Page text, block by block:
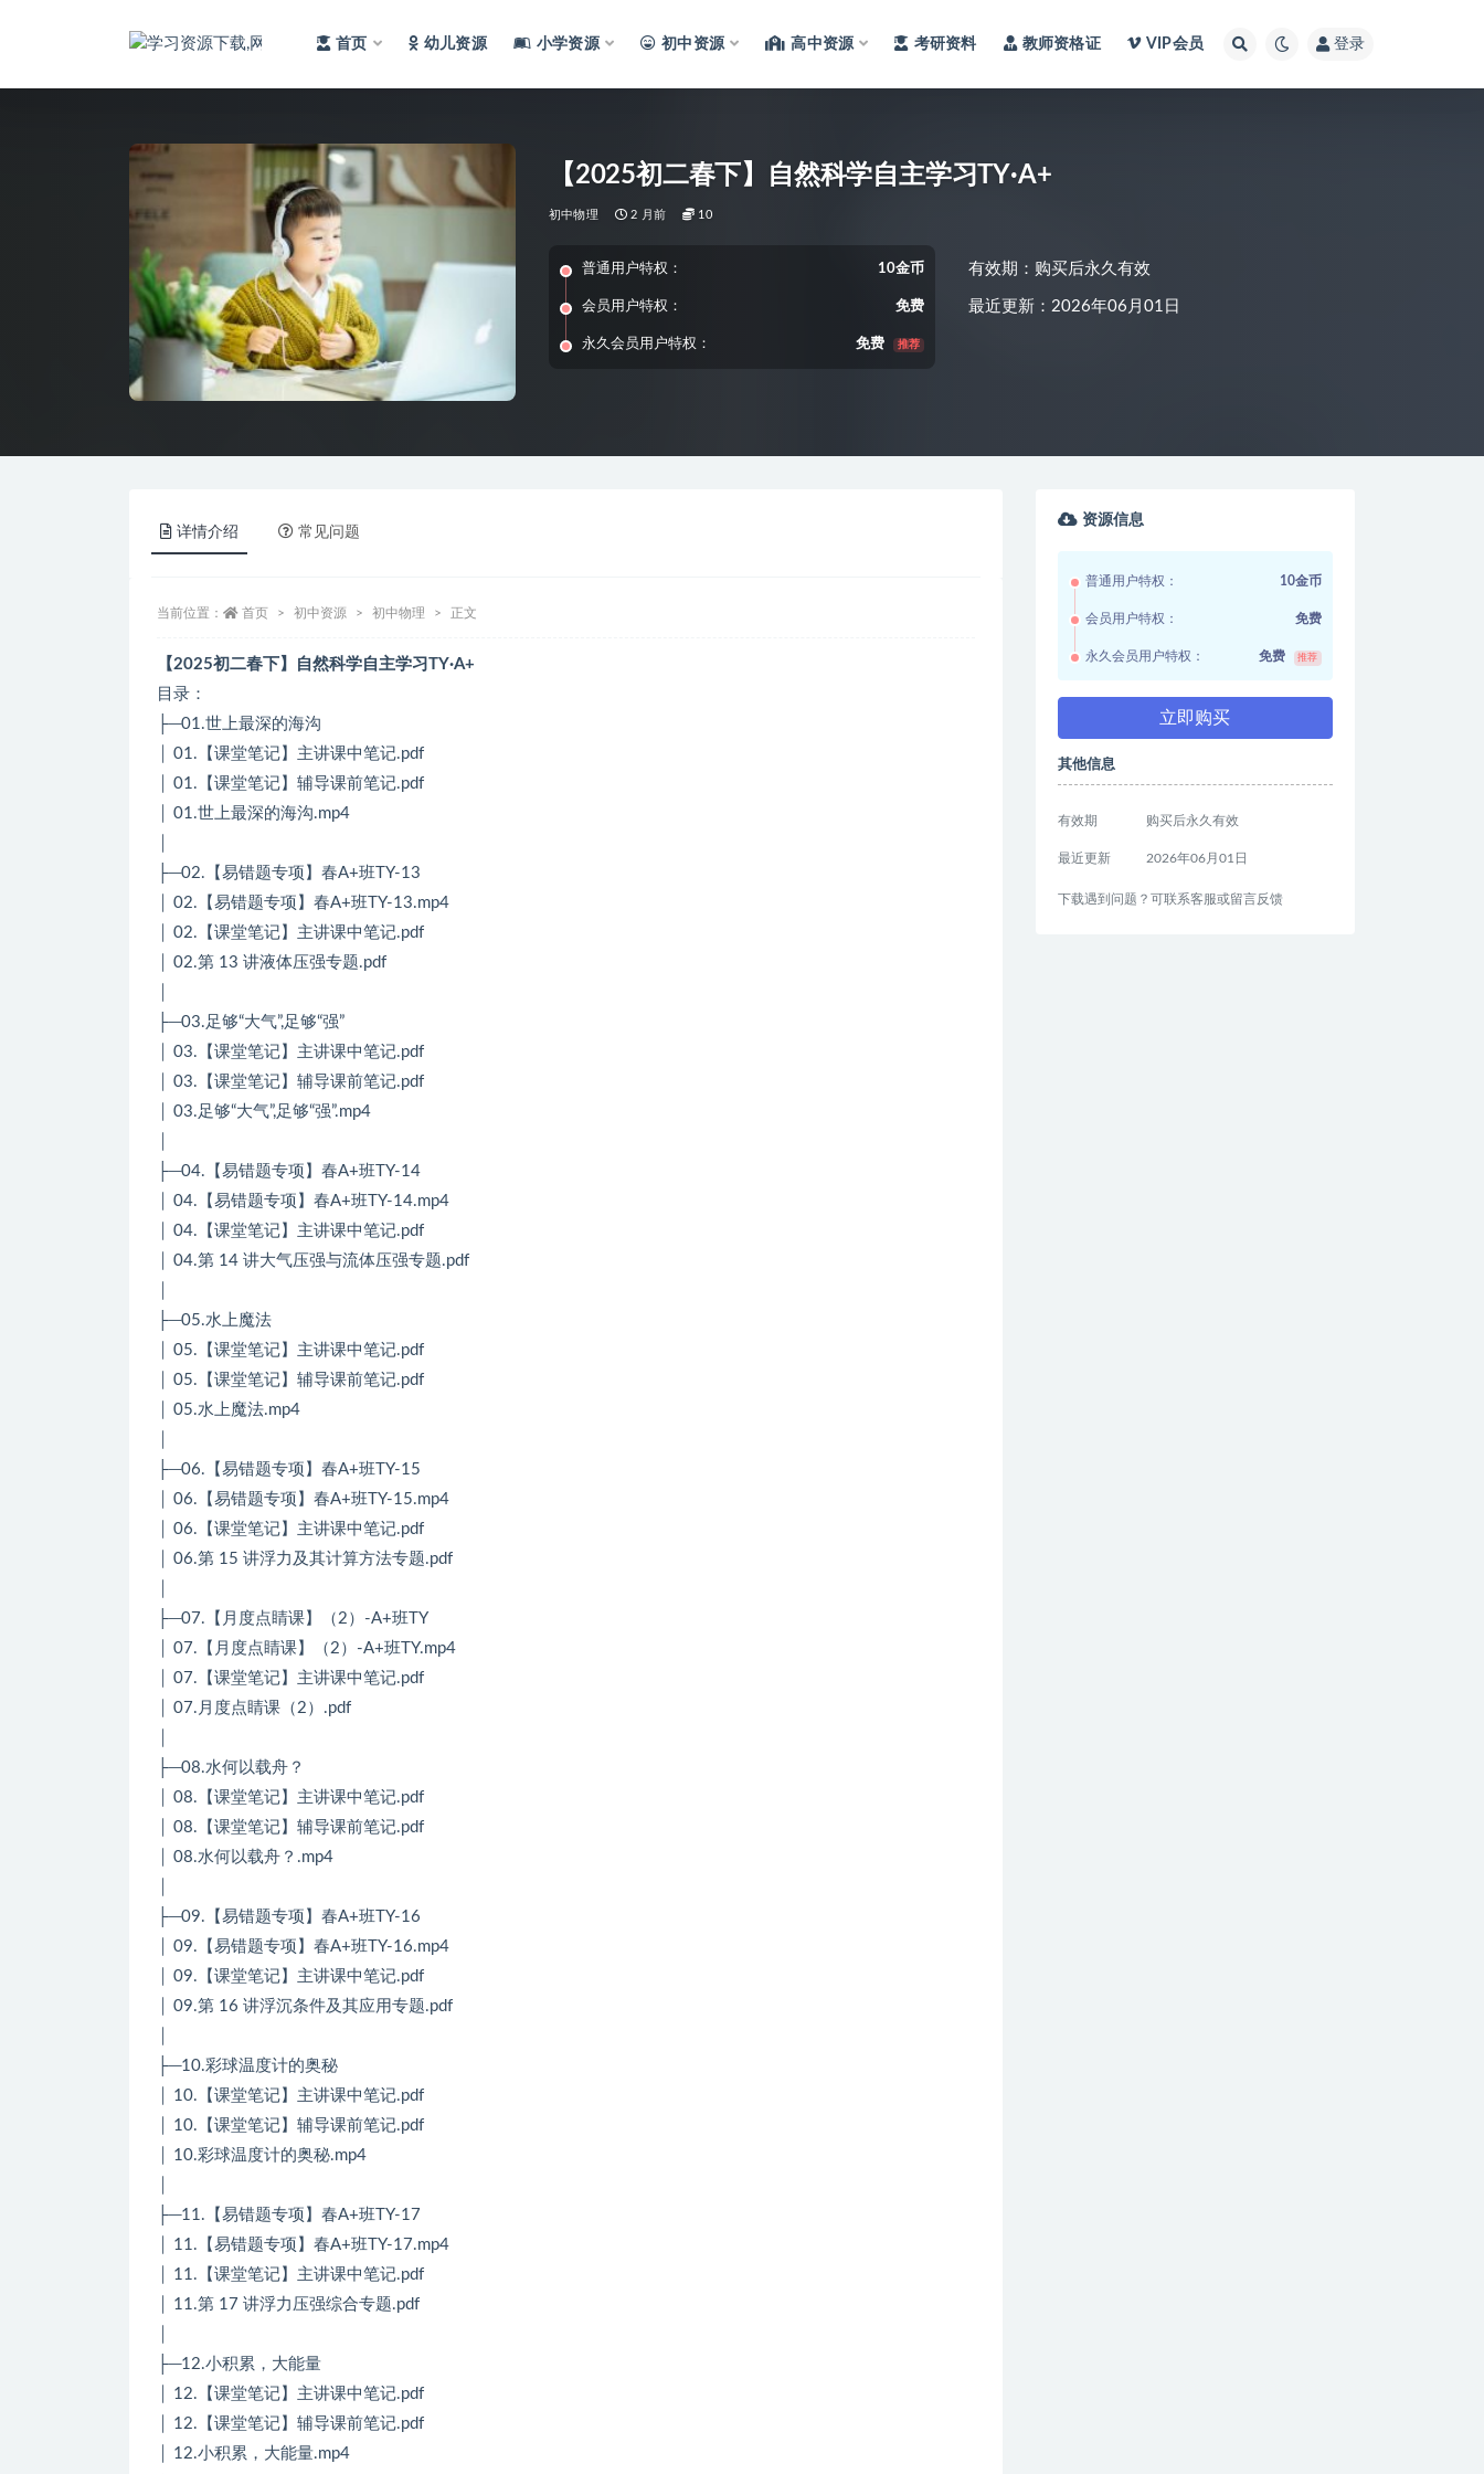
首页 幼儿资源 小学资源 初中资源 高中资源 考研资料 教师资格证 VIP会员 登录
【2025初二春下】自然科学自主学习TY·A+
初中物理 2 月前 10
普通用户特权： 10金币
会员用户特权： 免费
永久会员用户特权： 免费 推荐
有效期：购买后永久有效
最近更新：2026年06月01日
详情介绍 常见问题
当前位置： 首页 初中资源 初中物理 正文
【2025初二春下】自然科学自主学习TY·A+
目录：
├─01.世上最深的海沟
│ 01.【课堂笔记】主讲课中笔记.pdf
│ 01.【课堂笔记】辅导课前笔记.pdf
│ 01.世上最深的海沟.mp4
├─02.【易错题专项】春A+班TY-13
│ 02.【易错题专项】春A+班TY-13.mp4
│ 02.【课堂笔记】主讲课中笔记.pdf
│ 02.第 13 讲液体压强专题.pdf
├─03.足够“大气”,足够“强”
│ 03.【课堂笔记】主讲课中笔记.pdf
│ 03.【课堂笔记】辅导课前笔记.pdf
│ 03.足够“大气”,足够“强”.mp4
├─04.【易错题专项】春A+班TY-14
│ 04.【易错题专项】春A+班TY-14.mp4
│ 04.【课堂笔记】主讲课中笔记.pdf
│ 04.第 14 讲大气压强与流体压强专题.pdf
├─05.水上魔法
│ 05.【课堂笔记】主讲课中笔记.pdf
│ 05.【课堂笔记】辅导课前笔记.pdf
│ 05.水上魔法.mp4
├─06.【易错题专项】春A+班TY-15
│ 06.【易错题专项】春A+班TY-15.mp4
│ 06.【课堂笔记】主讲课中笔记.pdf
│ 06.第 15 讲浮力及其计算方法专题.pdf
├─07.【月度点睛课】（2）-A+班TY
│ 07.【月度点睛课】（2）-A+班TY.mp4
│ 07.【课堂笔记】主讲课中笔记.pdf
│ 07.月度点睛课（2）.pdf
├─08.水何以载舟？
│ 08.【课堂笔记】主讲课中笔记.pdf
│ 08.【课堂笔记】辅导课前笔记.pdf
│ 08.水何以载舟？.mp4
├─09.【易错题专项】春A+班TY-16
│ 09.【易错题专项】春A+班TY-16.mp4
│ 09.【课堂笔记】主讲课中笔记.pdf
│ 09.第 16 讲浮沉条件及其应用专题.pdf
├─10.彩球温度计的奥秘
│ 10.【课堂笔记】主讲课中笔记.pdf
│ 10.【课堂笔记】辅导课前笔记.pdf
│ 10.彩球温度计的奥秘.mp4
├─11.【易错题专项】春A+班TY-17
│ 11.【易错题专项】春A+班TY-17.mp4
│ 11.【课堂笔记】主讲课中笔记.pdf
│ 11.第 17 讲浮力压强综合专题.pdf
├─12.小积累，大能量
│ 12.【课堂笔记】主讲课中笔记.pdf
│ 12.【课堂笔记】辅导课前笔记.pdf
│ 12.小积累，大能量.mp4
资源信息
普通用户特权： 10金币
会员用户特权： 免费
永久会员用户特权： 免费 推荐
立即购买
其他信息
有效期 购买后永久有效
最近更新 2026年06月01日
下载遇到问题？可联系客服或留言反馈